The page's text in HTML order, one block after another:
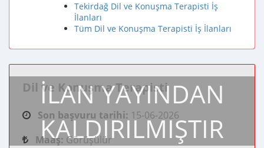
Tekirdağ Dil ve Konuşma Terapisti İş
İlanları
Tüm Dil ve Konuşma Terapisti İş İlanları
İLAN YAYINDAN
KALDIRILMIŞTIR
Dil ve Konuşma Terapisti
Son başvuru tarihi: 15-06-2026
Maaş: Görüşülür